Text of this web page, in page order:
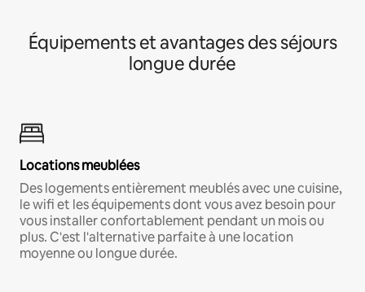
Équipements et avantages des séjours
longue durée
Locations meublées
Des logements entièrement meublés avec une cuisine,
le wifi et les équipements dont vous avez besoin pour
vous installer confortablement pendant un mois ou
plus. C'est l'alternative parfaite à une location
moyenne ou longue durée.